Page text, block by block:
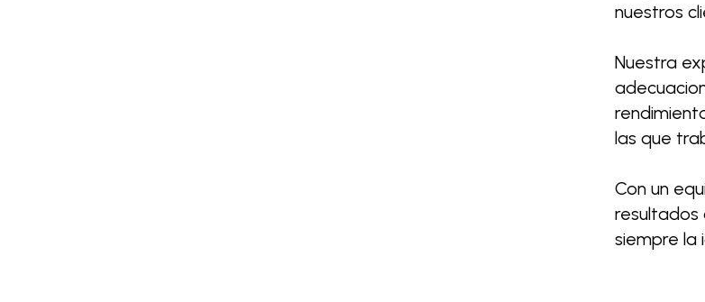
nuestros
Nuestra
las que
Con un
resultados
siempre la